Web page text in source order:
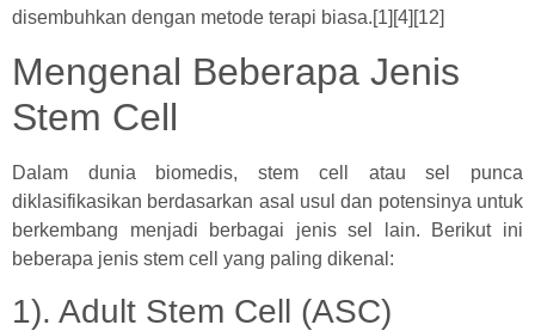
disembuhkan dengan metode terapi biasa.[1][4][12]
Mengenal Beberapa Jenis
Stem Cell
Dalam dunia biomedis, stem cell atau sel punca
diklasifikasikan berdasarkan asal usul dan potensinya untuk
berkembang menjadi berbagai jenis sel lain. Berikut ini
beberapa jenis stem cell yang paling dikenal:
1). Adult Stem Cell (ASC)